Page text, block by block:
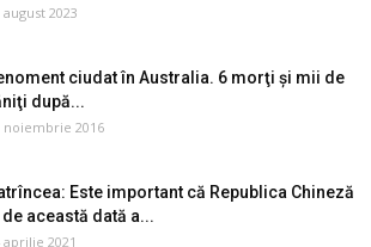
august 2023
ciudat în Australia. 6 morţi şi mii de
după...
noiembrie 2016
Este important că Republica Chineză
această dată a...
aprilie 2021